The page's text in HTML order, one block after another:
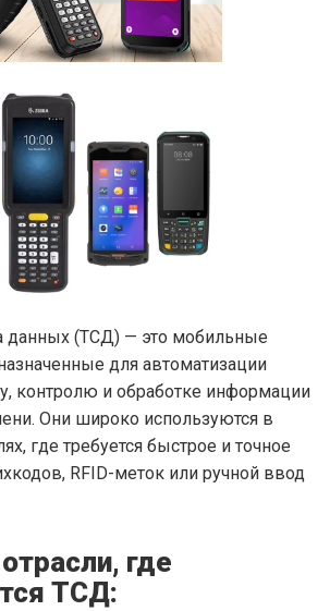
данных (ТСД) — это мобильные
для автоматизации
контролю и обработке информации
Они широко используются в
где требуется быстрое и точное
RFID-меток или ручной ввод
где
ТСД: